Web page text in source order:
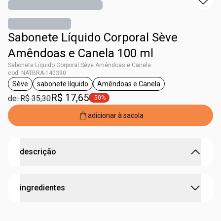
Sabonete Líquido Corporal Sève
Amêndoas e Canela 100 ml
Sabonete Líquido Corporal Sève Amêndoas e Canela
cod. NATBRA-140390
etiqueta Sève
Sève
etiqueta sabonete líquido
sabonete líquido
etiqueta Amêndoas e Canela
Amêndoas e Canela
de: R$ 35,30R$ 17,65 etiqueta -50%
-50%
adicionar à sacola
descrição
sensualidade de Sève Amêndoas e Canela.
ingredientes